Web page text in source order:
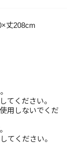
丈208cm
てください。
用しないでくだ
てください。